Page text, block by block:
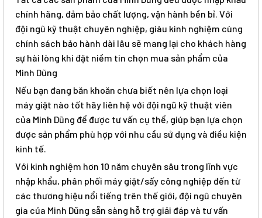
chính hãng, đảm bảo chất lượng, vận hành bền bỉ. Với
đội ngũ kỹ thuật chuyên nghiệp, giàu kinh nghiệm cùng
chính sách bảo hành dài lâu sẽ mang lại cho khách hàng
sự hài lòng khi đặt niềm tin chọn mua sản phẩm của
Minh Dũng
Nếu bạn đang băn khoăn chưa biết nên lựa chọn loại
máy giặt nào tốt hãy liên hệ với đội ngũ kỹ thuật viên
của Minh Dũng để được tư vấn cụ thể, giúp bạn lựa chọn
được sản phẩm phù hợp với nhu cầu sử dụng và điều kiện
kinh tế.
Với kinh nghiệm hơn 10 năm chuyên sâu trong lĩnh vực
nhập khẩu, phân phối máy giặt/sấy công nghiệp đến từ
các thương hiệu nổi tiếng trên thế giới, đội ngũ chuyên
gia của Minh Dũng sẵn sàng hỗ trợ giải đáp và tư vấn